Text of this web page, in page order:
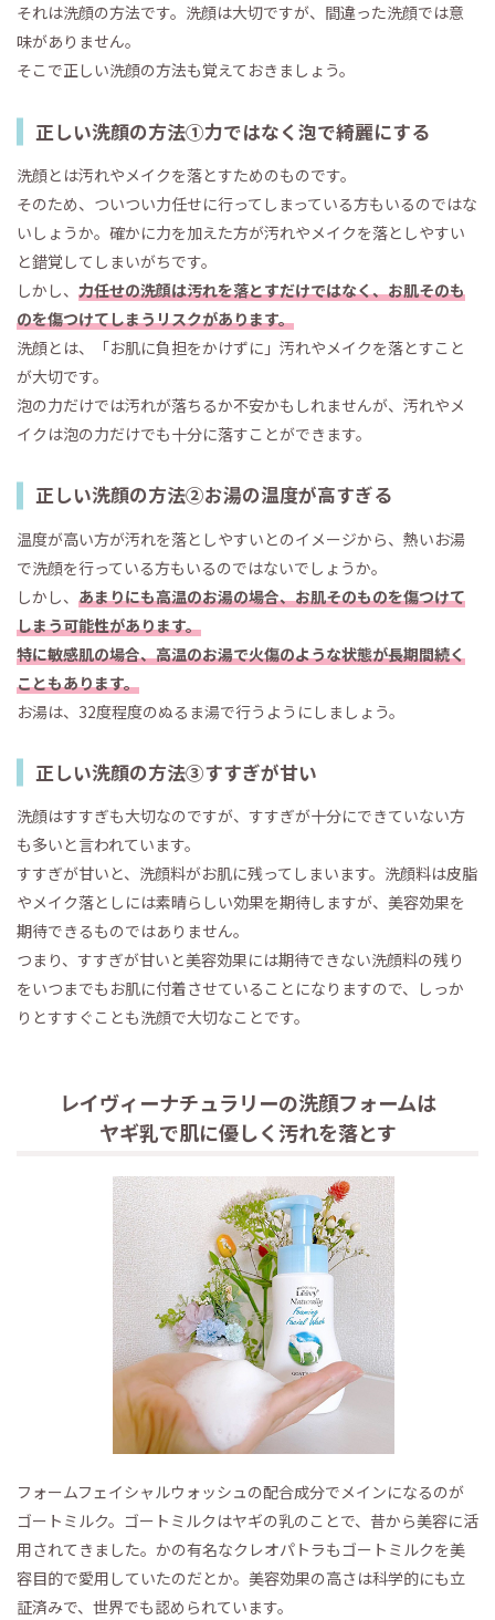
それは洗顔の方法です。洗顔は大切ですが、間違った洗顔では意
味がありません。
そこで正しい洗顔の方法も覚えておきましょう。
正しい洗顔の方法①力ではなく泡で綺麗にする
洗顔とは汚れやメイクを落とすためのものです。
そのため、ついつい力任せに行ってしまっている方もいるのではな
いしょうか。確かに力を加えた方が汚れやメイクを落としやすい
と錯覚してしまいがちです。
しかし、 力任せの洗顔は汚れを落とすだけではなく、お肌そのも
のを傷つけてしまうリスクがあります。
洗顔とは、「お肌に負担をかけずに」汚れやメイクを落とすこと
が大切です。
泡の力だけでは汚れが落ちるか不安かもしれませんが、汚れやメ
イクは泡の力だけでも十分に落すことができます。
正しい洗顔の方法②お湯の温度が高すぎる
温度が高い方が汚れを落としやすいとのイメージから、熱いお湯
で洗顔を行っている方もいるのではないでしょうか。
しかし、 あまりにも高温のお湯の場合、お肌そのものを傷つけて
しまう可能性があります。
特に敏感肌の場合、高温のお湯で火傷のような状態が長期間続く
こともあります。
お湯は、32度程度のぬるま湯で行うようにしましょう。
正しい洗顔の方法③すすぎが甘い
洗顔はすすぎも大切なのですが、すすぎが十分にできていない方
も多いと言われています。
すすぎが甘いと、洗顔料がお肌に残ってしまいます。洗顔料は皮脂
やメイク落としには素晴らしい効果を期待しますが、美容効果を
期待できるものではありません。
つまり、すすぎが甘いと美容効果には期待できない洗顔料の残り
をいつまでもお肌に付着させていることになりますので、しっか
りとすすぐことも洗顔で大切なことです。
レイヴィーナチュラリーの洗顔フォームは
ヤギ乳で肌に優しく汚れを落とす
フォームフェイシャルウォッシュの配合成分でメインになるのが
ゴートミルク。ゴートミルクはヤギの乳のことで、昔から美容に活
用されてきました。かの有名なクレオパトラもゴートミルクを美
容目的で愛用していたのだとか。美容効果の高さは科学的にも立
証済みで、世界でも認められています。